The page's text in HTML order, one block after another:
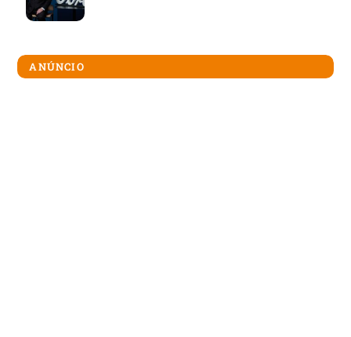
ANÚNCIO